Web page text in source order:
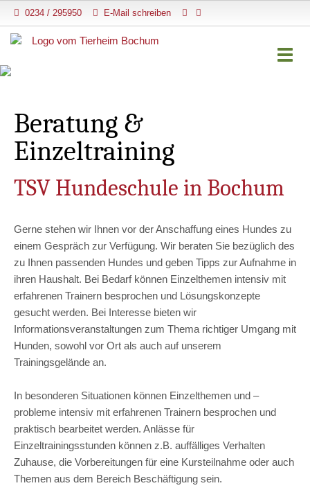
0234 / 295950 E-Mail schreiben
Beratung &
Einzeltraining
TSV Hundeschule in Bochum
Gerne stehen wir Ihnen vor der Anschaffung eines Hundes zu
einem Gespräch zur Verfügung. Wir beraten Sie bezüglich des
zu Ihnen passenden Hundes und geben Tipps zur Aufnahme in
ihren Haushalt. Bei Bedarf können Einzelthemen intensiv mit
erfahrenen Trainern besprochen und Lösungskonzepte
gesucht werden. Bei Interesse bieten wir
Informationsveranstaltungen zum Thema richtiger Umgang mit
Hunden, sowohl vor Ort als auch auf unserem
Trainingsgelände an.
In besonderen Situationen können Einzelthemen und –
probleme intensiv mit erfahrenen Trainern besprochen und
praktisch bearbeitet werden. Anlässe für
Einzeltrainingsstunden können z.B. auffälliges Verhalten
Zuhause, die Vorbereitungen für eine Kursteilnahme oder auch
Themen aus dem Bereich Beschäftigung sein.